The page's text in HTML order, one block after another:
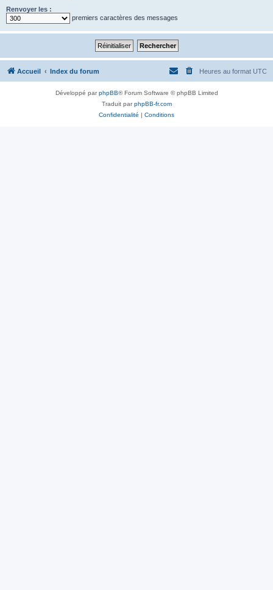
Renvoyer les :
premiers caractères des messages
Accueil Index du forum Heures au format UTC
Développé parphpBB® Forum Software © phpBB Limited
Traduit parphpBB-fr.com
Confidentialité
Conditions